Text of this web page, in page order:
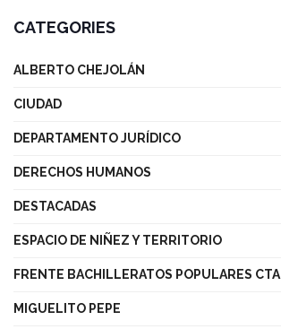
CATEGORIES
ALBERTO CHEJOLÁN
CIUDAD
DEPARTAMENTO JURÍDICO
DERECHOS HUMANOS
DESTACADAS
ESPACIO DE NIÑEZ Y TERRITORIO
FRENTE BACHILLERATOS POPULARES CTA
MIGUELITO PEPE